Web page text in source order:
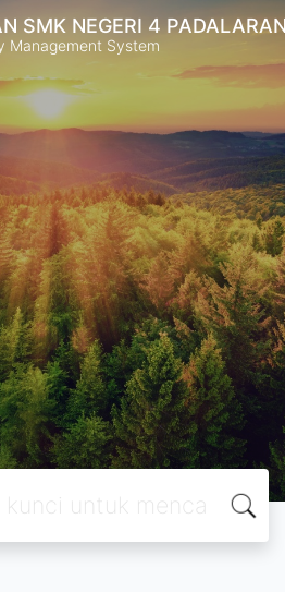
SMK NEGERI 4
Management System